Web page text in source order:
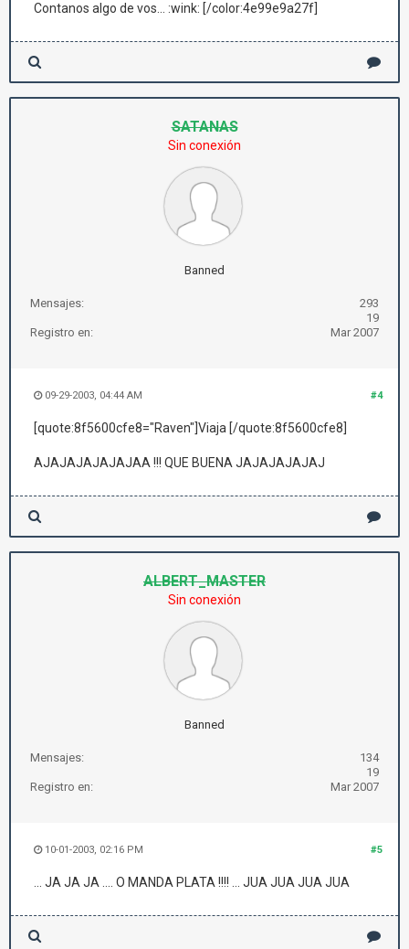
Contanos algo de vos... :wink: [/color:4e99e9a27f]
SATANAS
Sin conexión
Banned
Mensajes:
293
19
Registro en:
Mar 2007
#4
09-29-2003, 04:44 AM
[quote:8f5600cfe8="Raven"]Viaja [/quote:8f5600cfe8]
AJAJAJAJAJAJAA !!! QUE BUENA JAJAJAJAJAJ
ALBERT_MASTER
Sin conexión
Banned
Mensajes:
134
19
Registro en:
Mar 2007
#5
10-01-2003, 02:16 PM
... JA JA JA .... O MANDA PLATA !!!! ... JUA JUA JUA JUA